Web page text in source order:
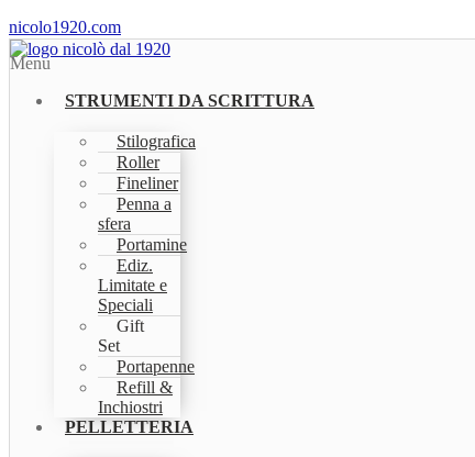
nicolo1920.com
Menu
STRUMENTI DA SCRITTURA
Stilografica
Roller
Fineliner
Penna a
sfera
Portamine
Ediz.
Limitate e
Speciali
Gift
Set
Portapenne
Refill &
Inchiostri
PELLETTERIA